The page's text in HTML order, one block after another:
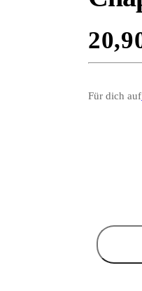
Für dich auf